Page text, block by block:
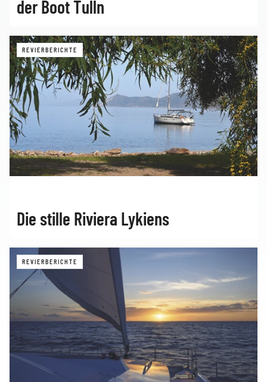
der Boot Tulln
REVIERBERICHTE
Die stille Riviera Lykiens
REVIERBERICHTE